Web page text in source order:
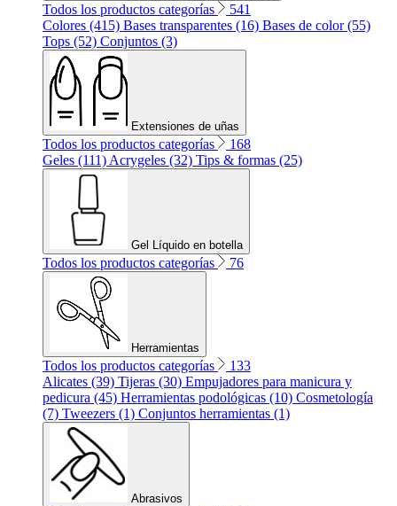
Todos los productos categorías
541
Colores (415) Bases transparentes (16) Bases de color (55)
Tops (52) Conjuntos (3)
Extensiones de uñas
Todos los productos categorías
168
Geles (111) Acrygeles (32) Tips & formas (25)
Gel Líquido en botella
Todos los productos categorías 76
Herramientas
Todos los productos categorías
133
Alicates (39) Tijeras (30) Empujadores para manicura y
pedicura (45) Herramientas podológicas (10) Cosmetología
(7) Tweezers (1) Conjuntos herramientas (1)
Abrasivos